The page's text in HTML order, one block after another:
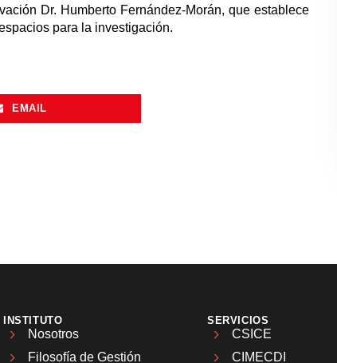
Dr. Humberto Fernández-Morán, que establece
para la investigación.
EMAIL
INSTITUTO
Nosotros
Filosofía de Gestión
SERVICIOS
CSICE
CIMECDI